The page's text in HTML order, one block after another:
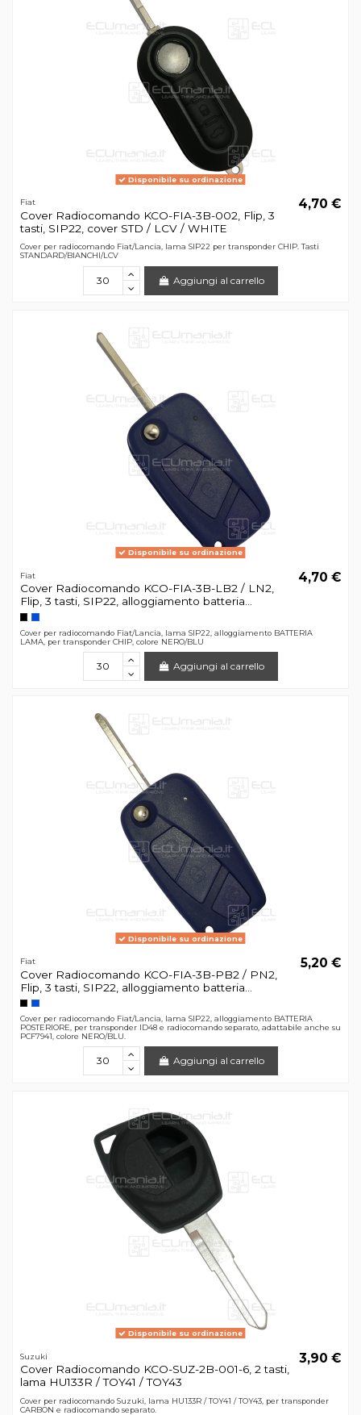
Disponibile su ordinazione
Fiat
Cover Radiocomando KCO-FIA-3B-002, Flip, 3
tasti, SIP22, cover STD / LCV / WHITE
4,70 €
Cover per radiocomando Fiat/Lancia, lama SIP22 per transponder CHIP. Tasti
STANDARD/BIANCHI/LCV
Aggiungi al carrello
Disponibile su ordinazione
Fiat
Cover Radiocomando KCO-FIA-3B-LB2 / LN2,
Flip, 3 tasti, SIP22, alloggiamento batteria...
4,70 €
Cover per radiocomando Fiat/Lancia, lama SIP22, alloggiamento BATTERIA
LAMA, per transponder CHIP, colore NERO/BLU
Aggiungi al carrello
Disponibile su ordinazione
Fiat
Cover Radiocomando KCO-FIA-3B-PB2 / PN2,
Flip, 3 tasti, SIP22, alloggiamento batteria...
5,20 €
Cover per radiocomando Fiat/Lancia, lama SIP22, alloggiamento BATTERIA
POSTERIORE, per transponder ID48 e radiocomando separato, adattabile anche su
PCF7941, colore NERO/BLU.
Aggiungi al carrello
Disponibile su ordinazione
Suzuki
Cover Radiocomando KCO-SUZ-2B-001-6, 2 tasti,
lama HU133R / TOY41 / TOY43
3,90 €
Cover per radiocomando Suzuki, lama HU133R / TOY41 / TOY43, per transponder
CARBON e radiocomando separato.